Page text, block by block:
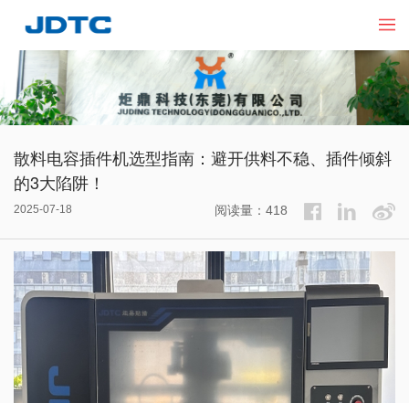
散料电容插件机选型指南：避开供料不稳、插件倾斜
的3大陷阱！​
2025-07-18 阅读量：418